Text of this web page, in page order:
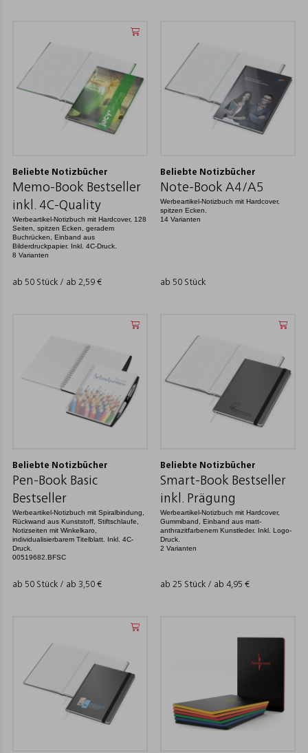
Beliebte Notizbücher
Memo-Book Bestseller
inkl. 4C-Quality
Werbeartikel-Notizbuch mit Hardcover, 128
Seiten, spitzen Ecken, geradem
Buchrücken, Einband aus
Bilderdruckpapier. Inkl. 4C-Druck.
8 Varianten
ab 50 Stück / ab 2,59 €
Beliebte Notizbücher
Note-Book A4/A5
Werbeartikel-Notizbuch mit Hardcover,
spitzen Ecken.
14 Varianten
ab 50 Stück
Beliebte Notizbücher
Pen-Book Basic
Bestseller
Werbeartikel-Notizbuch mit Spiralbindung,
Rückwand aus Kunststoff, Stiftschlaufe,
Notizseiten mit Winkelkaro,
individualisierbarem Titelblatt. Inkl. 4C-
Druck.
00519682.BFSC
ab 50 Stück / ab 3,50 €
Beliebte Notizbücher
Smart-Book Bestseller
inkl. Prägung
Werbeartikel-Notizbuch mit Hardcover,
Gummiband, Einband aus matt-
anthrazitfarbenem Kunstleder. Inkl. Logo-
Druck.
2 Varianten
ab 25 Stück / ab 4,95 €